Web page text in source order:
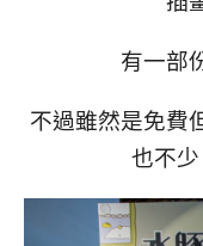
有一部
不過雖然是免費
也不